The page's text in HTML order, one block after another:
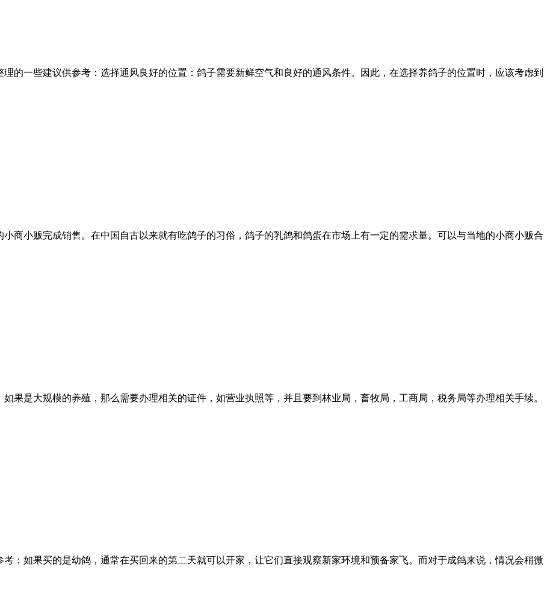
的一些建议供参考：选择通风良好的位置：鸽子需要新鲜空气和良好的通风条件。因此，在选择养鸽子的位置时，应该考虑到
商小贩完成销售。在中国自古以来就有吃鸽子的习俗，鸽子的乳鸽和鸽蛋在市场上有一定的需求量。可以与当地的小商小贩合
果是大规模的养殖，那么需要办理相关的证件，如营业执照等，并且要到林业局，畜牧局，工商局，税务局等办理相关手续。
：如果买的是幼鸽，通常在买回来的第二天就可以开家，让它们直接观察新家环境和预备家飞。而对于成鸽来说，情况会稍微